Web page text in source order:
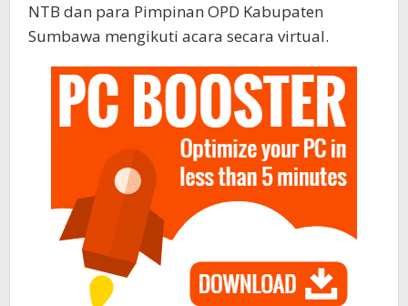
NTB dan para Pimpinan OPD Kabupaten
Sumbawa mengikuti acara secara virtual.